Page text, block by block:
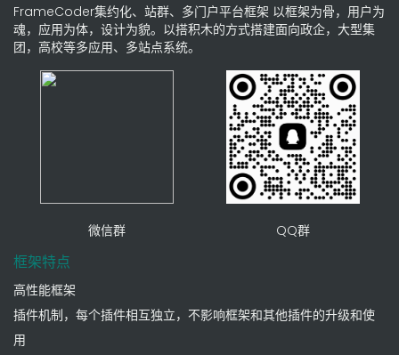
FrameCoder集约化、站群、多门户平台框架 以框架为骨，用户为
魂，应用为体，设计为貌。以搭积木的方式搭建面向政企，大型集
团，高校等多应用、多站点系统。
微信群 QQ群
框架特点
高性能框架
插件机制，每个插件相互独立，不影响框架和其他插件的升级和使
用